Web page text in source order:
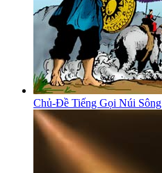
Chủ-Đề Tiếng Gọi Núi Sông